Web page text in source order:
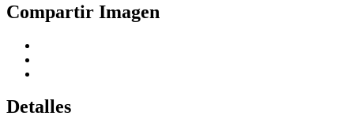
Compartir Imagen
Detalles